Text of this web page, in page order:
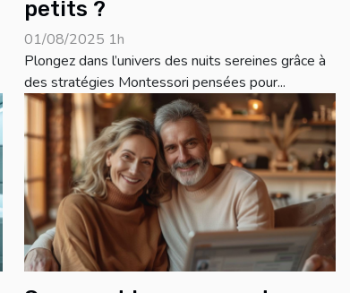
petits ?
01/08/2025 1h
Plongez dans l’univers des nuits sereines grâce à
des stratégies Montessori pensées pour...